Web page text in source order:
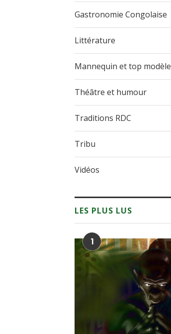
Gastronomie Congolaise
Littérature
Mannequin et top modèle
Théâtre et humour
Traditions RDC
Tribu
Vidéos
LES PLUS LUS
1